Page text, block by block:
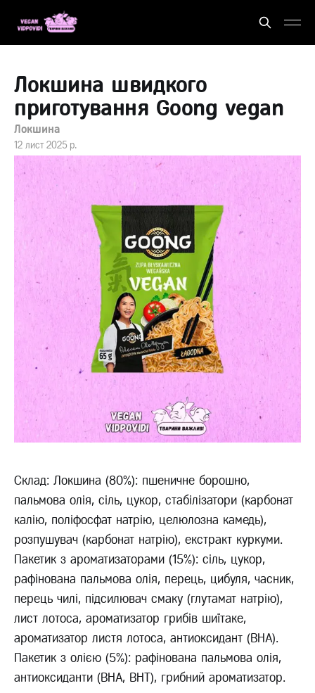
Локшина швидкого
приготування Goong vegan
Локшина
12 лист 2025 р.
Склад: Локшина (80%): пшеничне борошно,
пальмова олія, сіль, цукор, стабілізатори (карбонат
калію, поліфосфат натрію, целюлозна камедь),
розпушувач (карбонат натрію), екстракт куркуми.
Пакетик з ароматизаторами (15%): сіль, цукор,
рафінована пальмова олія, перець, цибуля, часник,
перець чилі, підсилювач смаку (глутамат натрію),
лист лотоса, ароматизатор грибів шиїтаке,
ароматизатор листя лотоса, антиоксидант (BHA).
Пакетик з олією (5%): рафінована пальмова олія,
антиоксиданти (BHA, BHT), грибний ароматизатор.